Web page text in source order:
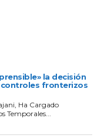
la decisión
fronterizos
Ha Cargado
Temporales...